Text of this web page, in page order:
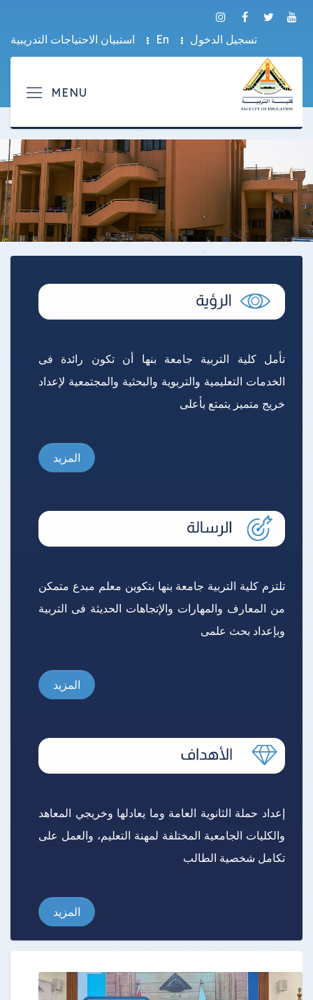
تسجيل الدخول En استبيان الاحتياجات التدريبية
تأمل كلية التربية جامعة بنها أن تكون رائدة فى
الخدمات التعليمية والتربوية والبحثية والمجتمعية لإعداد
خريج متميز يتمتع بأعلى
المزيد
تلتزم كلية التربية جامعة بنها بتكوين معلم مبدع متمكن
من المعارف والمهارات والإتجاهات الحديثة فى التربية
وبإعداد بحث علمى
المزيد
إعداد حملة الثانوية العامة وما يعادلها وخريجي المعاهد
والكليات الجامعية المختلفة لمهنة التعليم، والعمل على
تكامل شخصية الطالب
المزيد